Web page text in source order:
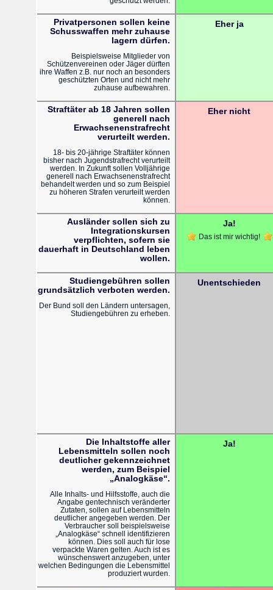
Privatpersonen sollen keine
Schusswaffen mehr zuhause
lagern dürfen.
Beispielsweise Mitglieder von
Schützenvereinen oder Jäger dürften
ihre Waffen z.B. nur noch an besonders
geschützten Orten und nicht mehr
zuhause aufbewahren.
Eher ja
Straftäter ab 18 Jahren sollen
generell nach
Erwachsenenstrafrecht
verurteilt werden.
18- bis 20-jährige Straftäter können
bisher nach Jugendstrafrecht verurteilt
werden. In Zukunft sollen Volljährige
generell nach Erwachsenenstrafrecht
behandelt werden und so zum Beispiel
zu höheren Strafen verurteilt werden
können.
Eher nicht
Ausländer sollen sich zu
Integrationskursen
verpflichten, sofern sie
dauerhaft in Deutschland leben
wollen.
Ja!
Das ist mir wichtig!
Studiengebühren sollen
grundsätzlich verboten werden.
Der Bund soll den Ländern untersagen,
Studiengebühren zu erheben.
Unentschieden
Die Inhaltstoffe aller
Lebensmitteln sollen noch
deutlicher gekennzeichnet
werden, zum Beispiel
„Analogkäse“.
Alle Inhalts- und Hilfsstoffe, auch die
Angabe gentechnisch veränderter
Zutaten, sollen auf Lebensmitteln
deutlicher angegeben werden. Der
Verbraucher soll beispielsweise
„Analogkäse“ schnell identifizieren
können. Dies soll auch für lose
verpackte Waren gelten. Auch ist es
wünschenswert anzugeben, unter
welchen Bedingungen die Lebensmittel
produziert wurden.
Ja!